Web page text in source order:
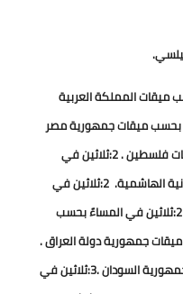
ميقات المملكة العربية
في المساءً بحسب ميقات جمهورية مصر
العربية . 2:ثلاثين في المساءً بحسب ميقات فلسطين . 2:ثلاثين في
المساءً بحسب ميقات دولة المملكة الأردنية الهاشمية. 2:ثلاثين في
المساءً بحسب ميقات جمهورية سورية . 2:ثلاثين في المساءً بحسب
بحسب ميقات جمهورية دولة العراق .
2:ثلاثين في المساءً بحسب ميقات دولة جمهورية السودان .3:ثلاثين في